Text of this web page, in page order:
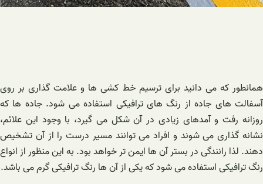
همانطور که می دانید برای ترسیم خط کشی ها و علامت گذاری بر روی
آسفالت های جاده از رنگ های ترافیکی استفاده می شود. جاده ها که
روزانه رفت و آمدهای زیادی در آن شکل می گیرد، با وجود این علائم،
نشانه گذاری می شوند و افراد می توانند مسیر درست را از آن تشخیص
دهند. لذا رانندگی در بستر آن ها ایمن تر خواهد بود. به این منظور از انواع
رنگ ترافیکی استفاده می شود که یکی از آن ها رنگ ترافیکی گرم می باشد.